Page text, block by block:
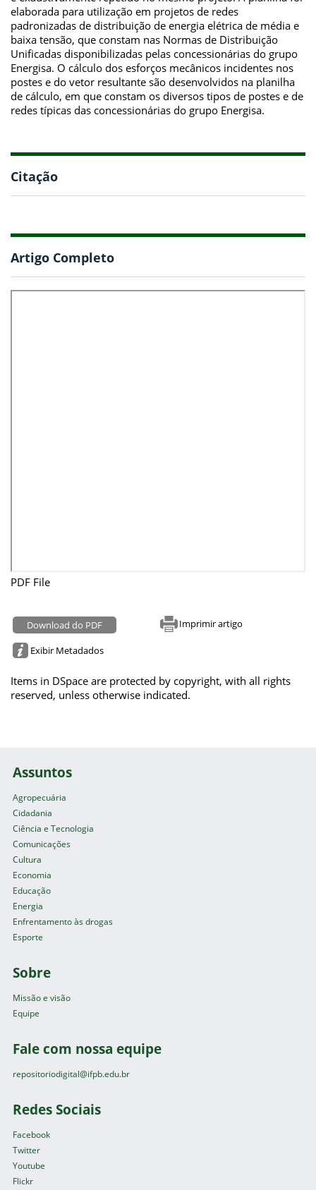
elaborada para utilização em projetos de redes
padronizadas de distribuição de energia elétrica de média e
baixa tensão, que constam nas Normas de Distribuição
Unificadas disponibilizadas pelas concessionárias do grupo
Energisa. O cálculo dos esforços mecânicos incidentes nos
postes e do vetor resultante são desenvolvidos na planilha
de cálculo, em que constam os diversos tipos de postes e de
redes típicas das concessionárias do grupo Energisa.
Citação
Artigo Completo
PDF File
Download do PDF Imprimir artigo
Exibir Metadados
Items in DSpace are protected by copyright, with all rights
reserved, unless otherwise indicated.
Assuntos
Agropecuária
Cidadania
Ciência e Tecnologia
Comunicações
Cultura
Economia
Educação
Energia
Enfrentamento às drogas
Esporte
Sobre
Missão e visão
Equipe
Fale com nossa equipe
repositoriodigital@ifpb.edu.br
Redes Sociais
Facebook
Twitter
Youtube
Flickr